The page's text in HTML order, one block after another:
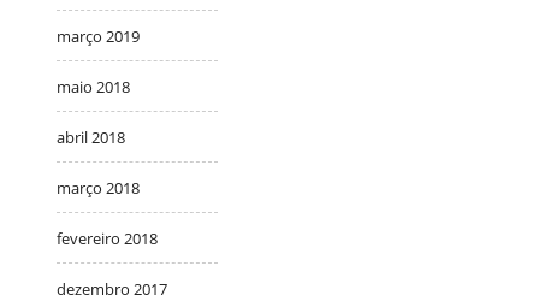
março 2019
maio 2018
abril 2018
março 2018
fevereiro 2018
dezembro 2017